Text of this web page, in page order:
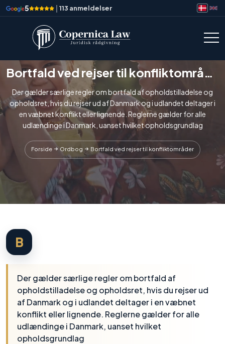
5 | 113 anmeldelser
Bortfald ved rejser til konfliktområder
Der gælder særlige regler om bortfald af opholdstilladelse og
opholdsret, hvis du rejser ud af Danmark og i udlandet deltager i
en væbnet konflikt eller lignende. Reglerne gælder for alle
udlændinge i Danmark, uanset hvilket opholdsgrundlag
Forside Ordbog Bortfald ved rejser til konfliktområder
B
Der gælder særlige regler om bortfald af
opholdstilladelse og opholdsret, hvis du rejser ud
af Danmark og i udlandet deltager i en væbnet
konflikt eller lignende. Reglerne gælder for alle
udlændinge i Danmark, uanset hvilket
opholdsgrundlag